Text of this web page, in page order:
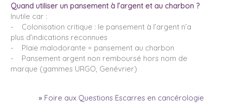
Quand utiliser un pansement à l’argent et au charbon ?
Inutile car :
- Colonisation critique : le pansement à l’argent n’a
plus d’indications reconnues
- Plaie malodorante = pansement au charbon
- Pansement argent non remboursé hors nom de
marque (gammes URGO, Genévrier)
» Foire aux Questions Escarres en cancérologie